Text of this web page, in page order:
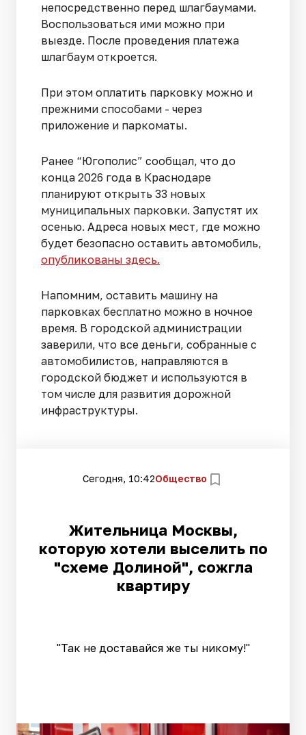
непосредственно перед шлагбаумами.
Воспользоваться ими можно при
выезде. После проведения платежа
шлагбаум откроется.
При этом оплатить парковку можно и
прежними способами - через
приложение и паркоматы.
Ранее “Югополис” сообщал, что до
конца 2026 года в Краснодаре
планируют открыть 33 новых
муниципальных парковки. Запустят их
осенью. Адреса новых мест, где можно
будет безопасно оставить автомобиль,
опубликованы здесь.
Напомним, оставить машину на
парковках бесплатно можно в ночное
время. В городской администрации
заверили, что все деньги, собранные с
автомобилистов, направляются в
городской бюджет и используются в
том числе для развития дорожной
инфраструктуры.
Сегодня, 10:42Общество
Жительница Москвы,
которую хотели выселить по
"схеме Долиной", сожгла
квартиру
"Так не доставайся же ты никому!"